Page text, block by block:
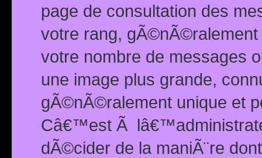
page de consultation des
votre rang,
votre nombre de messages
une image plus grande,
gÃ©nÃ©ralement unique et
Câ€™est Ã
dÃ©cider de la maniÃ¨re